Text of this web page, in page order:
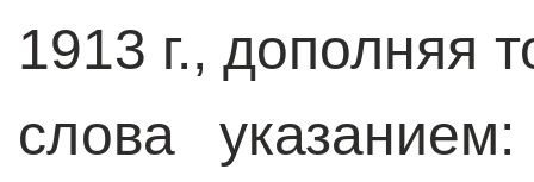
1913 г., дополняя
слова